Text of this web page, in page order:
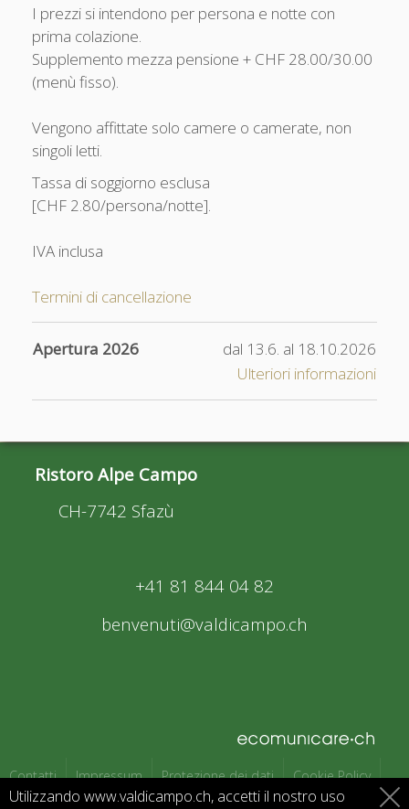
I prezzi si intendono per persona e notte con
prima colazione.
Supplemento mezza pensione + CHF 28.00/30.00
(menù fisso).
Vengono affittate solo camere o camerate, non
singoli letti.
Tassa di soggiorno esclusa
[CHF 2.80/persona/notte].
IVA inclusa
Termini di cancellazione
Apertura 2026
dal 13.6. al 18.10.2026
Ulteriori informazioni
Ristoro Alpe Campo
CH-7742 Sfazù
+41 81 844 04 82
benvenuti@valdicampo.ch
Contatti Impressum Protezione dei dati Cookie Policy
Utilizzando www.valdicampo.ch, accetti il nostro uso